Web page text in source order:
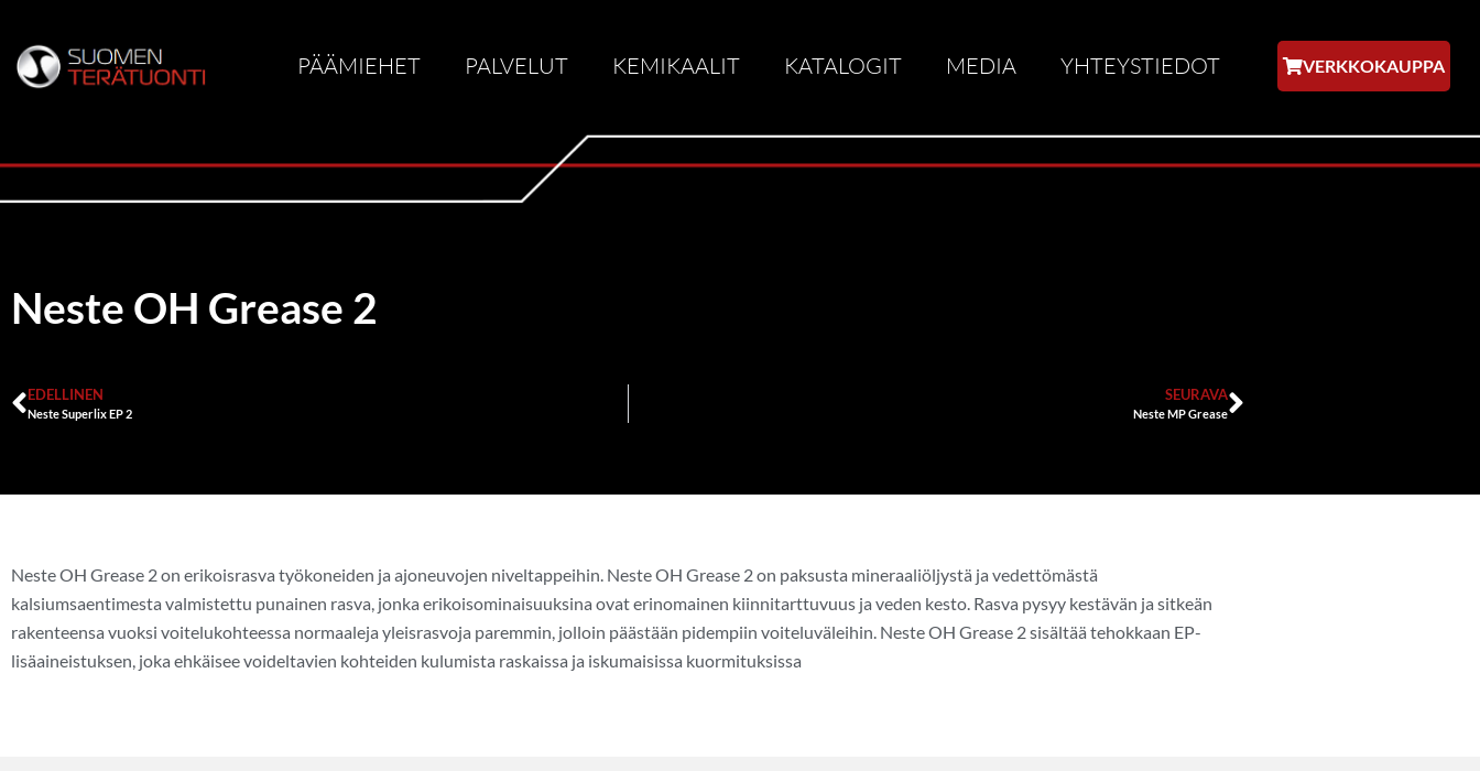
PÄÄMIEHET PALVELUT KEMIKAALIT KATALOGIT MEDIA YHTEYSTIEDOT VERKKOKAUPPA
Neste OH Grease 2
EDELLINEN
Neste Superlix EP 2
SEURAVA
Neste MP Grease
Neste OH Grease 2 on erikoisrasva työkoneiden ja ajoneuvojen niveltappeihin. Neste OH Grease 2 on paksusta mineraaliöljystä ja vedettömästä
kalsiumsaentimesta valmistettu punainen rasva, jonka erikoisominaisuuksina ovat erinomainen kiinnitarttuvuus ja veden kesto. Rasva pysyy kestävän ja sitkeän
rakenteensa vuoksi voitelukohteessa normaaleja yleisrasvoja paremmin, jolloin päästään pidempiin voiteluväleihin. Neste OH Grease 2 sisältää tehokkaan EP-
lisäaineistuksen, joka ehkäisee voideltavien kohteiden kulumista raskaissa ja iskumaisissa kuormituksissa